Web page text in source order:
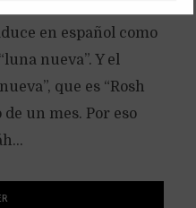
en español como
nueva”. Y el
que es “Rosh
un mes. Por eso